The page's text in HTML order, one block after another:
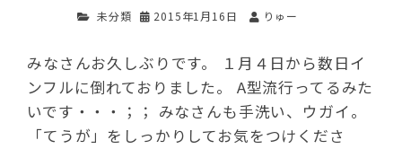
未分類 2015年1月16日 りゅー
みなさんお久しぶりです。 １月４日から数日イ
ンフルに倒れておりました。 A型流行ってるみた
いです・・・；； みなさんも手洗い、ウガイ。
「てうが」をしっかりしてお気をつけくださ